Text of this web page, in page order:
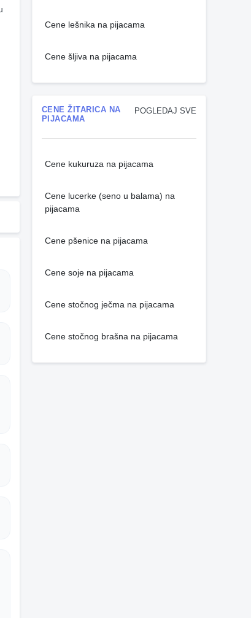
Cene lešnika na pijacama
Cene šljiva na pijacama
POGLEDAJ SVE
CENE ŽITARICA NA
PIJACAMA
Cene kukuruza na pijacama
Cene lucerke (seno u balama) na
pijacama
Cene pšenice na pijacama
Cene soje na pijacama
Cene stočnog ječma na pijacama
Cene stočnog brašna na pijacama